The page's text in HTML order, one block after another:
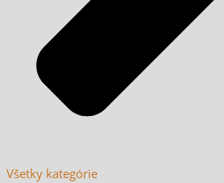
Všetky kategórie